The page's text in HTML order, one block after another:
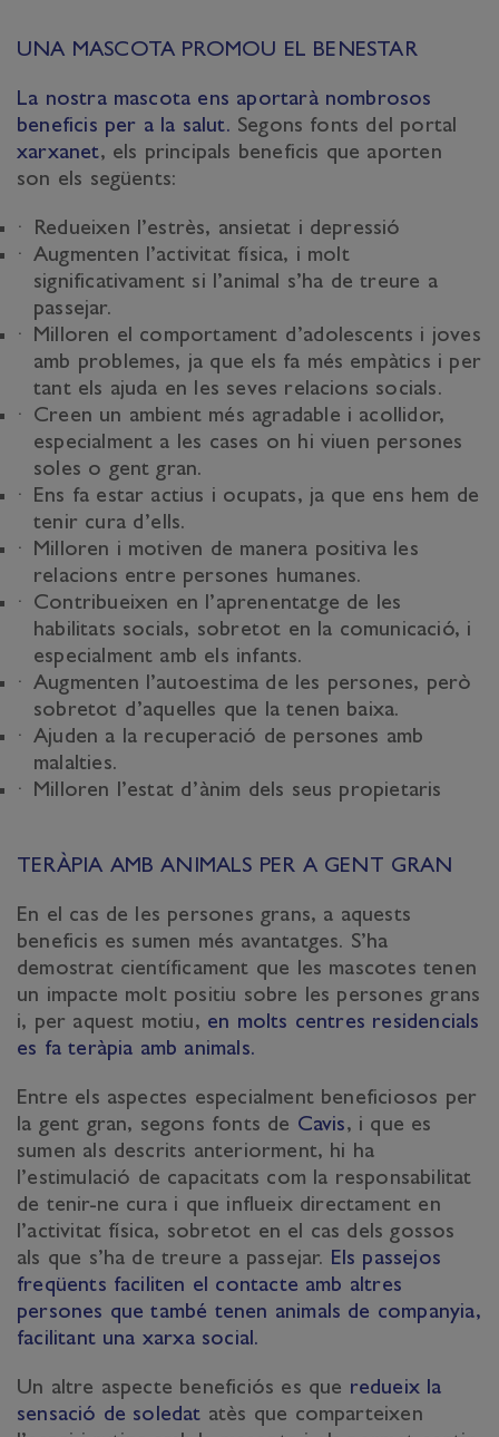
UNA MASCOTA PROMOU EL BENESTAR
La nostra mascota ens aportarà nombrosos
beneficis per a la salut. Segons fonts del portal
xarxanet, els principals beneficis que aporten
son els següents:
Redueixen l’estrès, ansietat i depressió
Augmenten l’activitat física, i molt
significativament si l’animal s’ha de treure a
passejar.
Milloren el comportament d’adolescents i joves
amb problemes, ja que els fa més empàtics i per
tant els ajuda en les seves relacions socials.
Creen un ambient més agradable i acollidor,
especialment a les cases on hi viuen persones
soles o gent gran.
Ens fa estar actius i ocupats, ja que ens hem de
tenir cura d’ells.
Milloren i motiven de manera positiva les
relacions entre persones humanes.
Contribueixen en l’aprenentatge de les
habilitats socials, sobretot en la comunicació, i
especialment amb els infants.
Augmenten l’autoestima de les persones, però
sobretot d’aquelles que la tenen baixa.
Ajuden a la recuperació de persones amb
malalties.
Milloren l’estat d’ànim dels seus propietaris
TERÀPIA AMB ANIMALS PER A GENT GRAN
En el cas de les persones grans, a aquests
beneficis es sumen més avantatges. S’ha
demostrat científicament que les mascotes tenen
un impacte molt positiu sobre les persones grans
i, per aquest motiu, en molts centres residencials
es fa teràpia amb animals.
Entre els aspectes especialment beneficiosos per
la gent gran, segons fonts de Cavis, i que es
sumen als descrits anteriorment, hi ha
l’estimulació de capacitats com la responsabilitat
de tenir-ne cura i que influeix directament en
l’activitat física, sobretot en el cas dels gossos
als que s’ha de treure a passejar. Els passejos
freqüents faciliten el contacte amb altres
persones que també tenen animals de companyia,
facilitant una xarxa social.
Un altre aspecte beneficiós es que redueix la
sensació de soledat atès que comparteixen